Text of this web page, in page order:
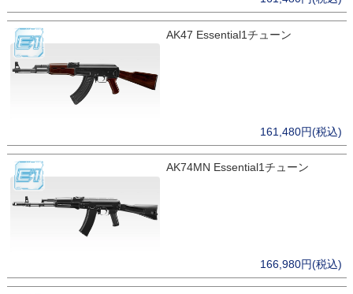
AK47 Essential1チューン
161,480円(税込)
AK74MN Essential1チューン
166,980円(税込)